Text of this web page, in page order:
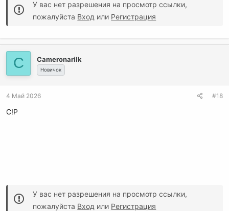
У вас нет разрешения на просмотр ссылки,
пожалуйста Вход или Регистрация
C Cameronarilk
Новичок
4 Май 2026 #18
C!P
У вас нет разрешения на просмотр ссылки,
пожалуйста Вход или Регистрация